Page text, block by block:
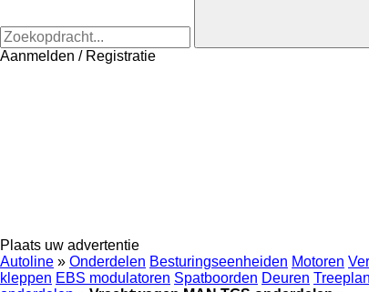
Aanmelden / Registratie
Plaats uw advertentie
Autoline » Onderdelen Besturingseenheiden Motoren
kleppen EBS modulatoren Spatboorden Deuren